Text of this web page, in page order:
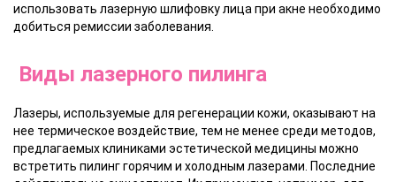
использовать лазерную шлифовку лица при акне необходимо
добиться ремиссии заболевания.
Виды лазерного пилинга
Лазеры, используемые для регенерации кожи, оказывают на
нее термическое воздействие, тем не менее среди методов,
предлагаемых клиниками эстетической медицины можно
встретить пилинг горячим и холодным лазерами. Последние